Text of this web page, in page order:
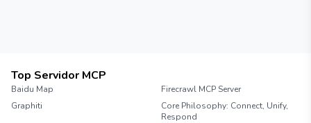
Top Servidor MCP
Baidu Map
Firecrawl MCP Server
Graphiti
Core Philosophy: Connect, Unify,
Respond